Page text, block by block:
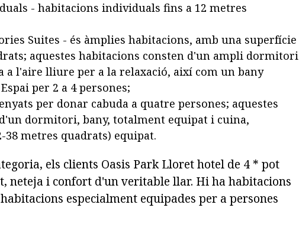
- habitacions individuals fins a 12 metres
Suites - és àmplies habitacions, amb una superfície
aquestes habitacions consten d'un ampli dormitori
a l'aire lliure per a la relaxació, així com un bany
per 2 a 4 persones;
per donar cabuda a quatre persones; aquestes
dormitori, bany, totalment equipat i cuina,
38 metres quadrats) equipat.
els clients Oasis Park Lloret hotel de 4 * pot
neteja i confort d'un veritable llar. Hi ha habitacions
especialment equipades per a persones